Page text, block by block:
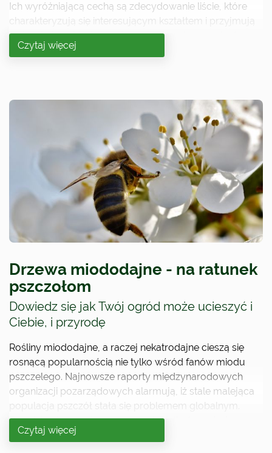
Ich wyróżniającą cechą są zdecydowanie liście, które
charakteryzują się interesującym kształtem i przyjmują
piękne kolory. Liście klonów palmowych mogą być
zielone, pomarańczowe, czerwone, burgundowe i
Czytaj więcej
Drzewa miododajne - na ratunek
pszczołom
Dowiedz się jak Twój ogród może ucieszyć i
Ciebie, i przyrodę
Rośliny miododajne, a raczej nekatrodajne cieszą się
rosnącą popularnością nie tylko wśród fanów miodu
pszczelego. Najnowsze raporty międzynarodowych
organizacji pozarządowych alarmują, iż stale malejąca
populacja pszczół stała się problemem globalnym.
Przedstawione w licznych raportach liczby mówią same
za siebie:
Czytaj więcej